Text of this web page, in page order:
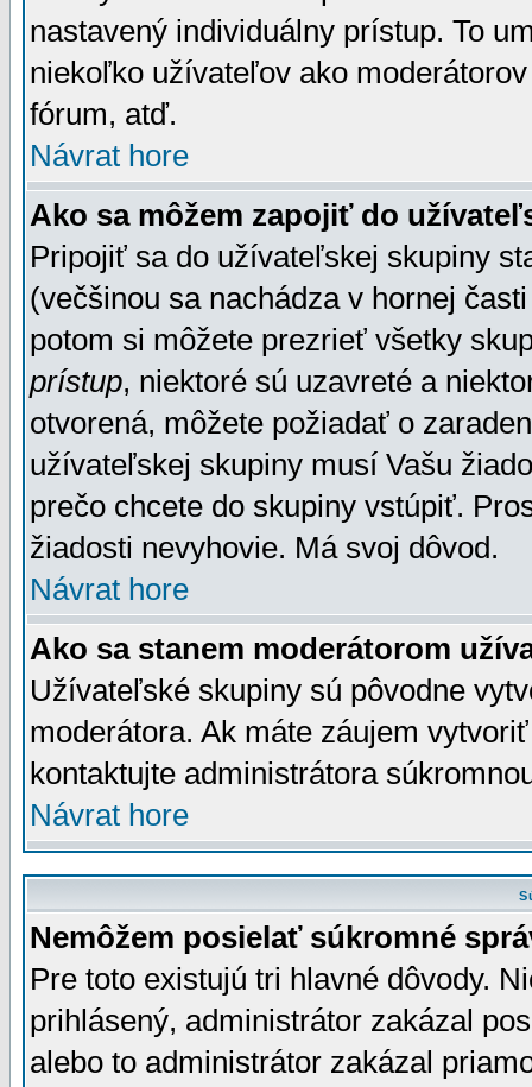
nastavený individuálny prístup. To
niekoľko užívateľov ako
fórum, atď.
Návrat hore
Ako sa môžem zapojiť do
Pripojiť sa do užívateľskej skupiny
(večšinou sa nachádza v hornej
potom si môžete prezrieť všetky
prístup, niektoré sú uzavreté a
otvorená, môžete požiadať o
užívateľskej skupiny musí Vašu
prečo chcete do skupiny vstúpiť.
žiadosti nevyhovie. Má svoj dôvod.
Návrat hore
Ako sa stanem moderátorom
Užívateľské skupiny sú pôvodne
moderátora. Ak máte záujem
kontaktujte administrátora
Návrat hore
Nemôžem posielať súkromné
Pre toto existujú tri hlavné dôvody.
prihlásený, administrátor zakázal
alebo to administrátor zakázal